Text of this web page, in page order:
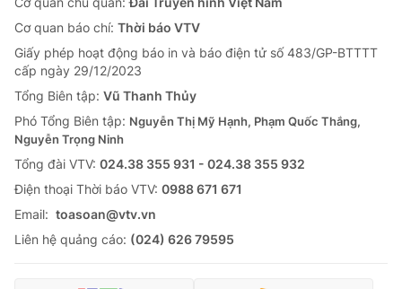
Cơ quan báo chí: Thời báo VTV
Giấy phép hoạt động báo in và báo điện tử số 483/GP-BTTTT
cấp ngày 29/12/2023
Tổng Biên tập: Vũ Thanh Thủy
Phó Tổng Biên tập: Nguyễn Thị Mỹ Hạnh, Phạm Quốc Thắng,
Nguyễn Trọng Ninh
Tổng đài VTV: 024.38 355 931 - 024.38 355 932
Ðiện thoại Thời báo VTV: 0988 671 671
Email: toasoan@vtv.vn
Liên hệ quảng cáo: (024) 626 79595